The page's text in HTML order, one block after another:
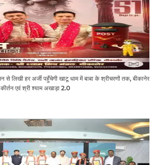
से लिखी हर अर्जी पहुँचेगी खाटू धाम में बाबा के श्रीचरणों तक, बीकानेर
कीर्तन एवं श्री श्याम अखाड़ा 2.0